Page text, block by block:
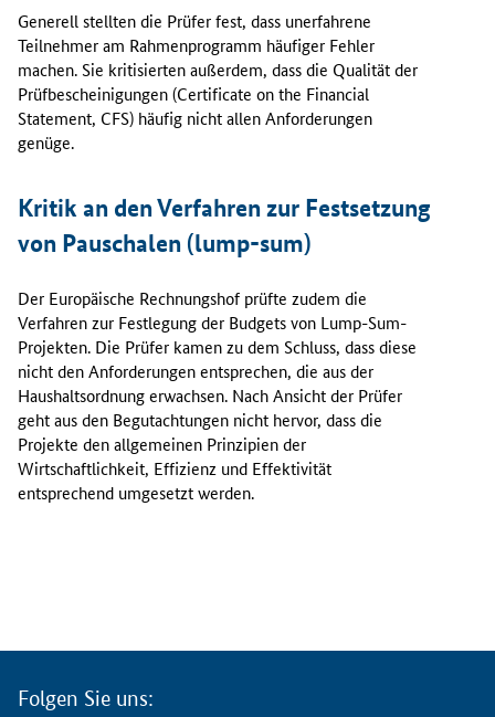
o
j
e
k
t
e
r
f
l
g
t
h
ä
u
f
i
g
f
h
f
Generell stellten die Prüfer fest, dass unerfahrene
Teilnehmer am Rahmenprogramm häufiger Fehler
machen. Sie kritisierten außerdem, dass die Qualität der
Prüfbescheinigungen (Certificate on the Financial
Statement, CFS) häufig nicht allen Anforderungen
genüge.
Kritik an den Verfahren zur Festsetzung
von Pauschalen (lump-sum)
Der Europäische Rechnungshof prüfte zudem die
Verfahren zur Festlegung der Budgets von Lump-Sum-
Projekten. Die Prüfer kamen zu dem Schluss, dass diese
nicht den Anforderungen entsprechen, die aus der
Haushaltsordnung erwachsen. Nach Ansicht der Prüfer
geht aus den Begutachtungen nicht hervor, dass die
Projekte den allgemeinen Prinzipien der
Wirtschaftlichkeit, Effizienz und Effektivität
entsprechend umgesetzt werden.
Folgen Sie uns: